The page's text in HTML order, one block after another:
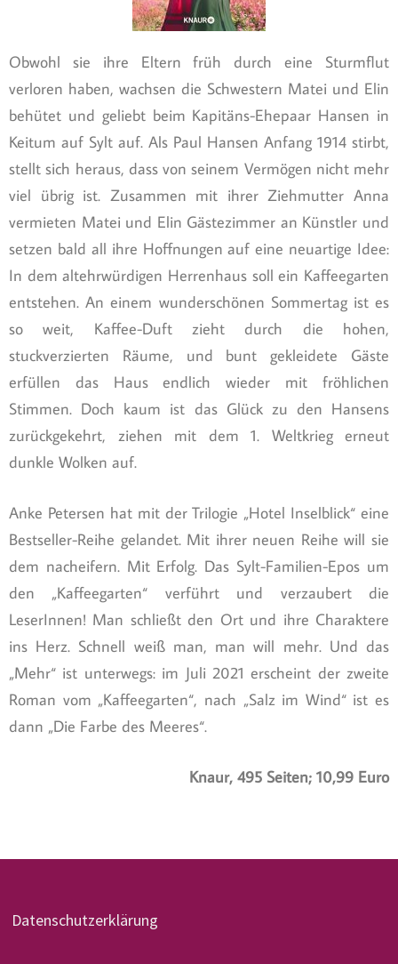
Obwohl sie ihre Eltern früh durch eine Sturmflut
verloren haben, wachsen die Schwestern Matei und Elin
behütet und geliebt beim Kapitäns-Ehepaar Hansen in
Keitum auf Sylt auf. Als Paul Hansen Anfang 1914 stirbt,
stellt sich heraus, dass von seinem Vermögen nicht mehr
viel übrig ist. Zusammen mit ihrer Ziehmutter Anna
vermieten Matei und Elin Gästezimmer an Künstler und
setzen bald all ihre Hoffnungen auf eine neuartige Idee:
In dem altehrwürdigen Herrenhaus soll ein Kaffeegarten
entstehen. An einem wunderschönen Sommertag ist es
so weit, Kaffee-Duft zieht durch die hohen,
stuckverzierten Räume, und bunt gekleidete Gäste
erfüllen das Haus endlich wieder mit fröhlichen
Stimmen. Doch kaum ist das Glück zu den Hansens
zurückgekehrt, ziehen mit dem 1. Weltkrieg erneut
dunkle Wolken auf.
Anke Petersen hat mit der Trilogie „Hotel Inselblick“ eine
Bestseller-Reihe gelandet. Mit ihrer neuen Reihe will sie
dem nacheifern. Mit Erfolg. Das Sylt-Familien-Epos um
den „Kaffeegarten“ verführt und verzaubert die
LeserInnen! Man schließt den Ort und ihre Charaktere
ins Herz. Schnell weiß man, man will mehr. Und das
„Mehr“ ist unterwegs: im Juli 2021 erscheint der zweite
Roman vom „Kaffeegarten“, nach „Salz im Wind“ ist es
dann „Die Farbe des Meeres“.
Knaur, 495 Seiten; 10,99 Euro
Datenschutzerklärung